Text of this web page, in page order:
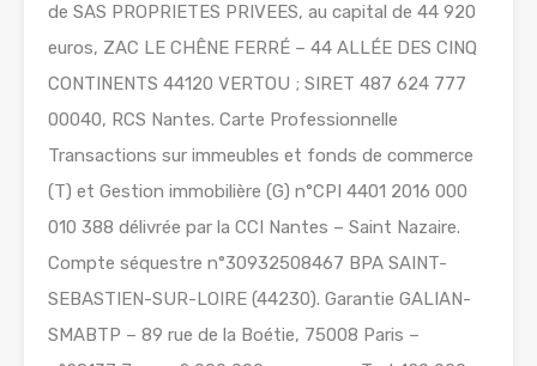
de SAS PROPRIETES PRIVEES, au capital de 44 920
euros, ZAC LE CHÊNE FERRÉ – 44 ALLÉE DES CINQ
CONTINENTS 44120 VERTOU ; SIRET 487 624 777
00040, RCS Nantes. Carte Professionnelle
Transactions sur immeubles et fonds de commerce
(T) et Gestion immobilière (G) n°CPI 4401 2016 000
010 388 délivrée par la CCI Nantes – Saint Nazaire.
Compte séquestre n°30932508467 BPA SAINT-
SEBASTIEN-SUR-LOIRE (44230). Garantie GALIAN-
SMABTP – 89 rue de la Boétie, 75008 Paris –